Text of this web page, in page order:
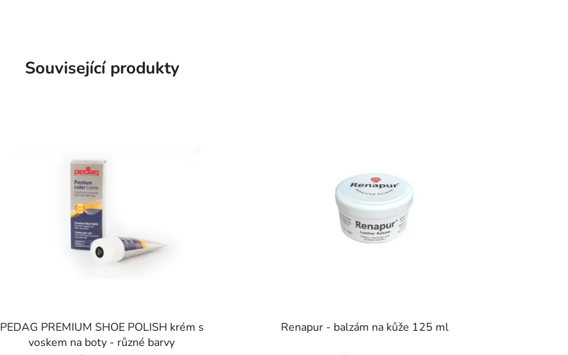
Související produkty
PEDAG PREMIUM SHOE POLISH krém s
voskem na boty - různé barvy
Renapur - balzám na kůže 125 ml